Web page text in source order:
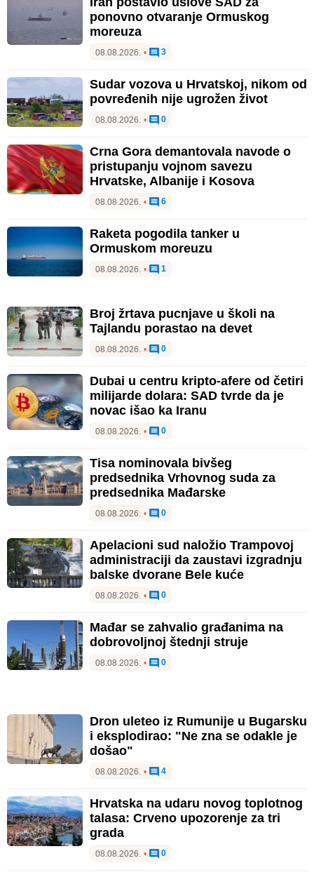
ponovno otvaranje Ormuskog
moreuza
08.08.2026. • 3
Sudar vozova u Hrvatskoj, nikom od
povređenih nije ugrožen život
08.08.2026. • 0
Crna Gora demantovala navode o
pristupanju vojnom savezu
Hrvatske, Albanije i Kosova
08.08.2026. • 6
Raketa pogodila tanker u
Ormuskom moreuzu
08.08.2026. • 1
Broj žrtava pucnjave u školi na
Tajlandu porastao na devet
08.08.2026. • 0
Dubai u centru kripto-afere od četiri
milijarde dolara: SAD tvrde da je
novac išao ka Iranu
08.08.2026. • 0
Tisa nominovala bivšeg
predsednika Vrhovnog suda za
predsednika Mađarske
08.08.2026. • 0
Apelacioni sud naložio Trampovoj
administraciji da zaustavi izgradnju
balske dvorane Bele kuće
08.08.2026. • 0
Mađar se zahvalio građanima na
dobrovoljnoj štednji struje
08.08.2026. • 0
Dron uleteo iz Rumunije u Bugarsku
i eksplodirao: "Ne zna se odakle je
došao"
08.08.2026. • 4
Hrvatska na udaru novog toplotnog
talasa: Crveno upozorenje za tri
grada
08.08.2026. • 0